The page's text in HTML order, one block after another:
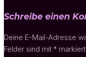
Schreibe einen
Deine E-Mail-Adresse
Felder sind mit * markiert